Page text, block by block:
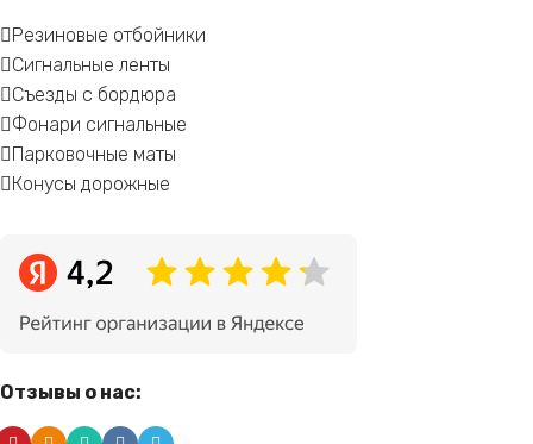
Резиновые отбойники
Сигнальные ленты
Съезды с бордюра
Фонари сигнальные
Парковочные маты
Конусы дорожные
Отзывы о нас: